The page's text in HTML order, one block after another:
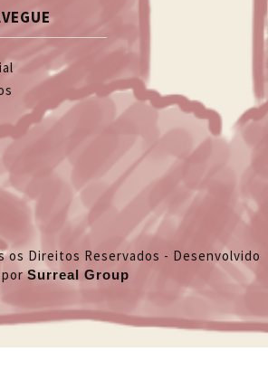
os Direitos Reservados - Desenvolvido
porSurreal Group